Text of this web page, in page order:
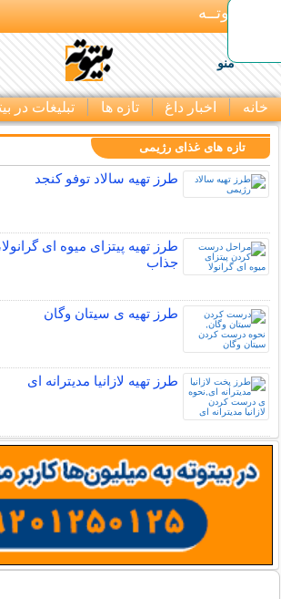
بـیتوتــه
منو
خانه اخبار داغ تازه ها تبلیغات در
تازه های غذای رژیمی
طرز تهیه سالاد توفو کنجد
طرز تهیه پیتزای میوه ای
جذاب
طرز تهیه ی سیتان وگان
طرز تهیه لازانیا مدیترانه ای